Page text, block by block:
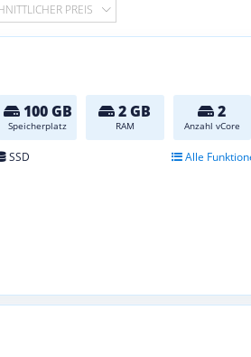
PREIS
100 GB
Speicherplatz
2 GB
RAM
2
Anzahl vCore
SSD Alle